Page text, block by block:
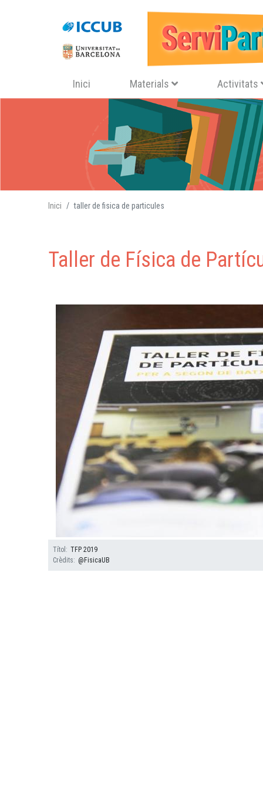
Navegació principal
Inici Materials Activitats
Inici taller de fisica de particules
Taller de Física de
Títol
TFP 2019
Crèdits
@FisicaUB